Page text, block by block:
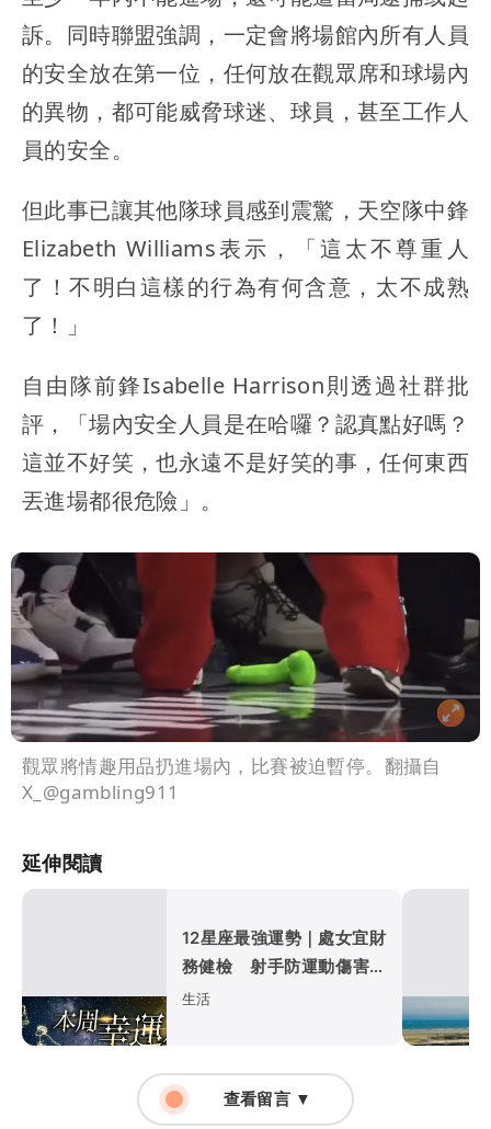
訴。同時聯盟強調，一定會將場館內所有人員
的安全放在第一位，任何放在觀眾席和球場內
的異物，都可能威脅球迷、球員，甚至工作人
員的安全。
但此事已讓其他隊球員感到震驚，天空隊中鋒
Elizabeth Williams表示，「這太不尊重人
了！不明白這樣的行為有何含意，太不成熟
了！」
自由隊前鋒Isabelle Harrison則透過社群批
評，「場內安全人員是在哈囉？認真點好嗎？
這並不好笑，也永遠不是好笑的事，任何東西
丟進場都很危險」。
觀眾將情趣用品扔進場內，比賽被迫暫停。翻攝自
X_@gambling911
延伸閱讀
12星座最強運勢｜處女宜財
務健檢 射手防運動傷害
巨蟹職場入佳境
生活
查看留言 ▼